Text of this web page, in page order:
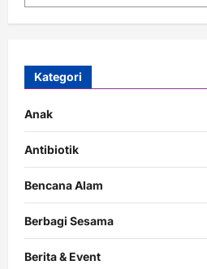
Kategori
Anak
Antibiotik
Bencana Alam
Berbagi Sesama
Berita & Event